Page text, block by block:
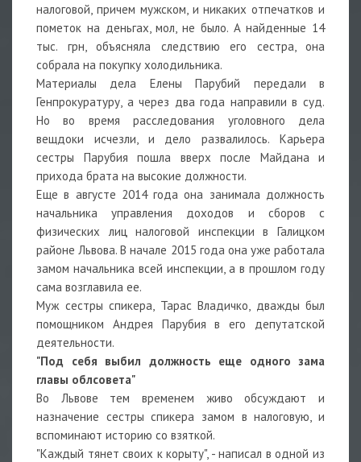
налоговой, причем мужском, и никаких отпечатков и
пометок на деньгах, мол, не было. А найденные 14
тыс. грн, объясняла следствию его сестра, она
собрала на покупку холодильника.
Материалы дела Елены Парубий передали в
Генпрокуратуру, а через два года направили в суд.
Но во время расследования уголовного дела
вещдоки исчезли, и дело развалилось. Карьера
сестры Парубия пошла вверх после Майдана и
прихода брата на высокие должности.
Еще в августе 2014 года она занимала должность
начальника управления доходов и сборов с
физических лиц налоговой инспекции в Галицком
районе Львова. В начале 2015 года она уже работала
замом начальника всей инспекции, а в прошлом году
сама возглавила ее.
Муж сестры спикера, Тарас Владичко, дважды был
помощником Андрея Парубия в его депутатской
деятельности.
"Под себя выбил должность еще одного зама
главы облсовета"
Во Львове тем временем живо обсуждают и
назначение сестры спикера замом в налоговую, и
вспоминают историю со взяткой.
"Каждый тянет своих к корыту", - написал в одной из